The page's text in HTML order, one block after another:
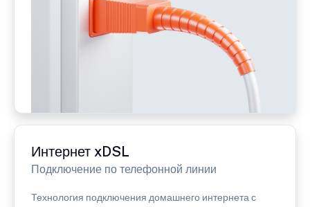
Интернет xDSL
Подключение по телефонной линии
Технология подключения домашнего интернета с